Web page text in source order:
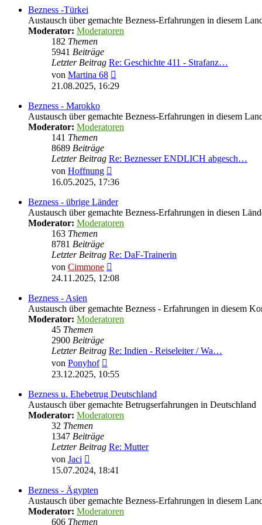
Bezness -Türkei
Austausch über gemachte Bezness-Erfahrungen in diesem
Moderator: Moderatoren
182 Themen
5941 Beiträge
Letzter Beitrag Re: Geschichte 411 - Strafanz…
von Martina 68
Beitrag
21.08.2025, 16:29
Bezness - Marokko
Austausch über gemachte Bezness-Erfahrungen in diesem
Moderator: Moderatoren
141 Themen
8689 Beiträge
Letzter Beitrag Re: Beznesser ENDLICH abgesch…
von Hoffnung
Beitrag
16.05.2025, 17:36
Bezness - übrige Länder
Austausch über gemachte Bezness-Erfahrungen in diesen
Moderator: Moderatoren
163 Themen
8781 Beiträge
Letzter Beitrag Re: DaF-Trainerin
von Cimmone
Beitrag
24.11.2025, 12:08
Bezness - Asien
Austausch über gemachte Bezness - Erfahrungen in diesem
Moderator: Moderatoren
45 Themen
2900 Beiträge
Letzter Beitrag Re: Indien - Reiseleiter / Wa…
von Ponyhof
Beitrag
23.12.2025, 10:55
Bezness u. Ehebetrug Deutschland
Austausch über gemachte Betrugserfahrungen in Deutschland
Moderator: Moderatoren
32 Themen
1347 Beiträge
Letzter Beitrag Re: Mutter
von Jaci
Beitrag
15.07.2024, 18:41
Bezness - Ägypten
Austausch über gemachte Bezness-Erfahrungen in diesem
Moderator: Moderatoren
606 Themen